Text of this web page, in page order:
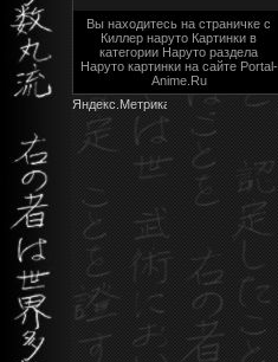
Вы находитесь на страничке с
Киллер наруто Картинки в
категории Наруто раздела
Наруто картинки на сайте Portal-
Anime.Ru